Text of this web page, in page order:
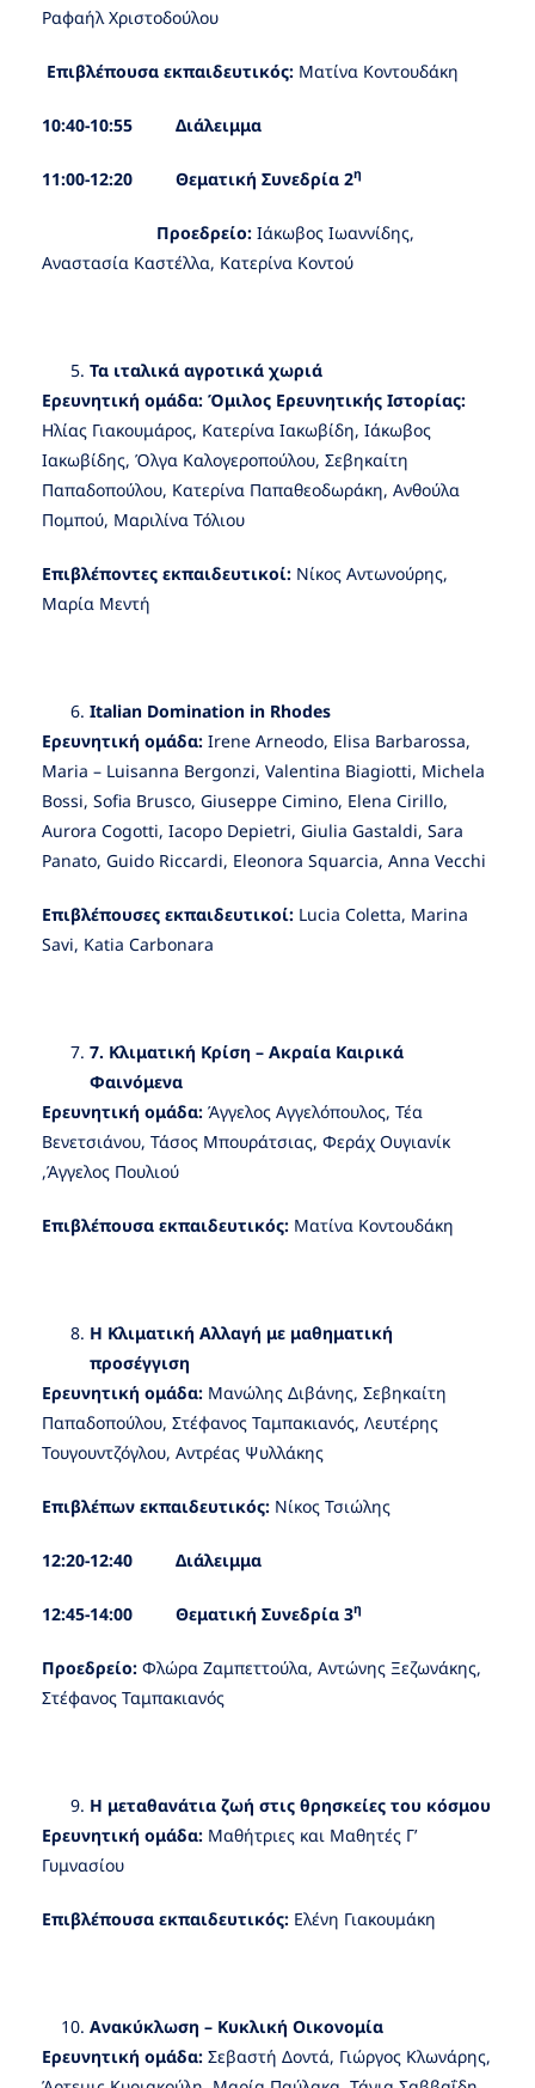
Ραφαήλ Χριστοδούλου
Επιβλέπουσα εκπαιδευτικός: Ματίνα Κοντουδάκη
10:40-10:55 Διάλειμμα
11:00-12:20 Θεματική Συνεδρία 2η
Προεδρείο: Ιάκωβος Ιωαννίδης,
Αναστασία Καστέλλα, Κατερίνα Κοντού
Τα ιταλικά αγροτικά χωριά
Ερευνητική ομάδα: Όμιλος Ερευνητικής Ιστορίας:
Ηλίας Γιακουμάρος, Κατερίνα Ιακωβίδη, Ιάκωβος
Ιακωβίδης, Όλγα Καλογεροπούλου, Σεβηκαίτη
Παπαδοπούλου, Κατερίνα Παπαθεοδωράκη, Ανθούλα
Πομπού, Μαριλίνα Τόλιου
Επιβλέποντες εκπαιδευτικοί: Νίκος Αντωνούρης,
Μαρία Μεντή
Italian Domination in Rhodes
Ερευνητική ομάδα: Irene Arneodo, Elisa Barbarossa,
Maria – Luisanna Bergonzi, Valentina Biagiotti, Michela
Bossi, Sofia Brusco, Giuseppe Cimino, Elena Cirillo,
Aurora Cogotti, Iacopo Depietri, Giulia Gastaldi, Sara
Panato, Guido Riccardi, Eleonora Squarcia, Anna Vecchi
Επιβλέπουσες εκπαιδευτικοί: Lucia Coletta, Marina
Savi, Katia Carbonara
7. Κλιματική Κρίση – Ακραία Καιρικά
Φαινόμενα
Ερευνητική ομάδα: Άγγελος Αγγελόπουλος, Τέα
Βενετσιάνου, Τάσος Μπουράτσιας, Φεράχ Ουγιανίκ
,Άγγελος Πουλιού
Επιβλέπουσα εκπαιδευτικός: Ματίνα Κοντουδάκη
Η Κλιματική Αλλαγή με μαθηματική
προσέγγιση
Ερευνητική ομάδα: Μανώλης Διβάνης, Σεβηκαίτη
Παπαδοπούλου, Στέφανος Ταμπακιανός, Λευτέρης
Τουγουντζόγλου, Αντρέας Ψυλλάκης
Επιβλέπων εκπαιδευτικός: Νίκος Τσιώλης
12:20-12:40 Διάλειμμα
12:45-14:00 Θεματική Συνεδρία 3η
Προεδρείο: Φλώρα Ζαμπεττούλα, Αντώνης Ξεζωνάκης,
Στέφανος Ταμπακιανός
Η μεταθανάτια ζωή στις θρησκείες του κόσμου
Ερευνητική ομάδα: Μαθήτριες και Μαθητές Γ’
Γυμνασίου
Επιβλέπουσα εκπαιδευτικός: Ελένη Γιακουμάκη
Ανακύκλωση – Κυκλική Οικονομία
Ερευνητική ομάδα: Σεβαστή Δοντά, Γιώργος Κλωνάρης,